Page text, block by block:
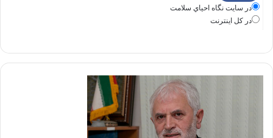
در سايت نگاه احياي سلامت
در كل اينترنت